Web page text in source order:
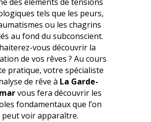
tels que les peurs,
ou les chagrins
au fond du subconscient.
vous découvrir la
de vos rêves ? Au cours
pratique, votre spécialiste
de rêve à La Garde-
vous fera découvrir les
fondamentaux que l’on
peut voir apparaître.